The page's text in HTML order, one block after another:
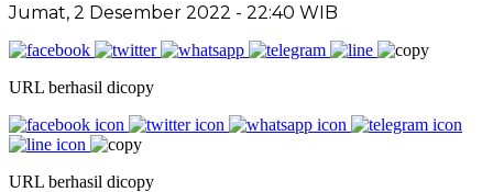
Jumat, 2 Desember 2022 - 22:40 WIB
URL berhasil dicopy
URL berhasil dicopy